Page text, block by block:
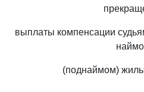
выплаты компенсации
(поднаймом)